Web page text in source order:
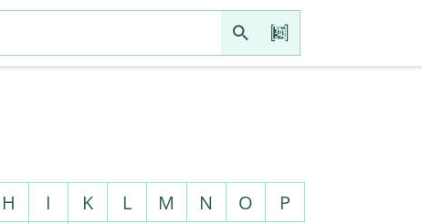
H I K L M N O
P